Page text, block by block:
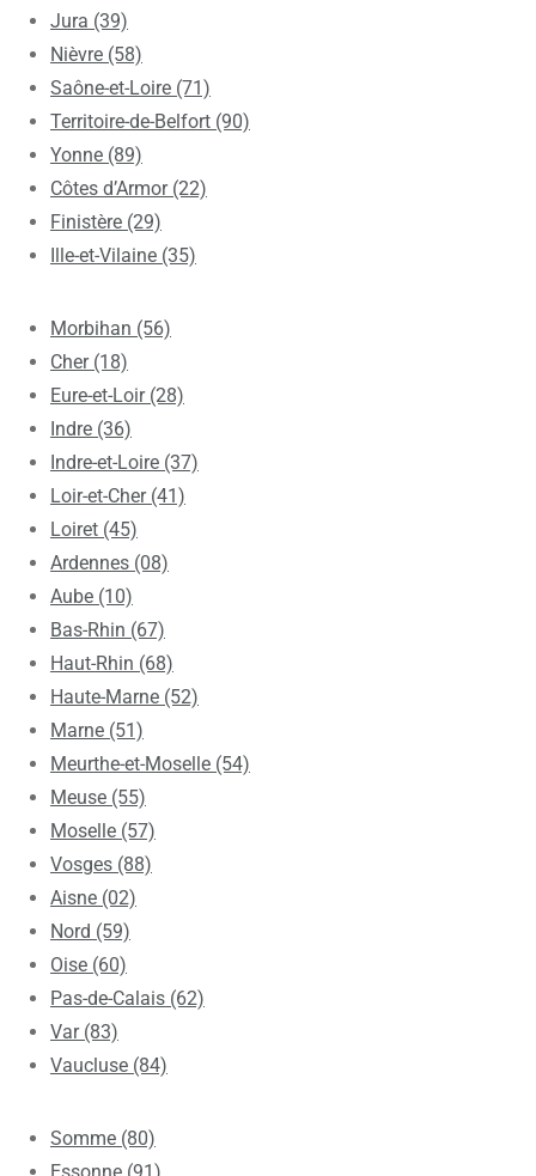
Jura (39)
Nièvre (58)
Saône-et-Loire (71)
Territoire-de-Belfort (90)
Yonne (89)
Côtes d’Armor (22)
Finistère (29)
Ille-et-Vilaine (35)
Morbihan (56)
Cher (18)
Eure-et-Loir (28)
Indre (36)
Indre-et-Loire (37)
Loir-et-Cher (41)
Loiret (45)
Ardennes (08)
Aube (10)
Bas-Rhin (67)
Haut-Rhin (68)
Haute-Marne (52)
Marne (51)
Meurthe-et-Moselle (54)
Meuse (55)
Moselle (57)
Vosges (88)
Aisne (02)
Nord (59)
Oise (60)
Pas-de-Calais (62)
Var (83)
Vaucluse (84)
Somme (80)